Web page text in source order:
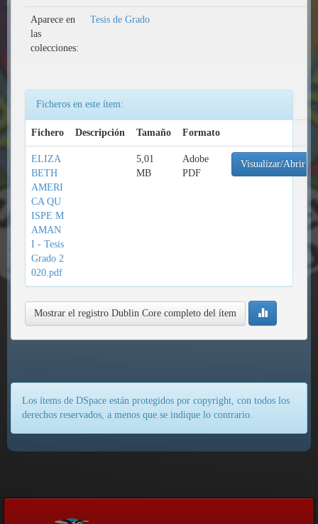
Aparece en
las
colecciones:
Tesis de Grado
Ficheros en este ítem:
Fichero Descripción Tamaño Formato
ELIZA
BETH
AMERI
CA QU
ISPE M
AMAN
I - Tesis
Grado 2
020.pdf
5,01
MB
Adobe
PDF
Visualizar/Abrir
Mostrar el registro Dublin Core completo del ítem
Los ítems de DSpace están protegidos por copyright, con todos los
derechos reservados, a menos que se indique lo contrario.